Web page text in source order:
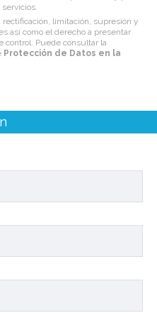
rectificación, limitación, supresión y
así como el derecho a presentar
control. Puede consultar la
Protección de Datos en la